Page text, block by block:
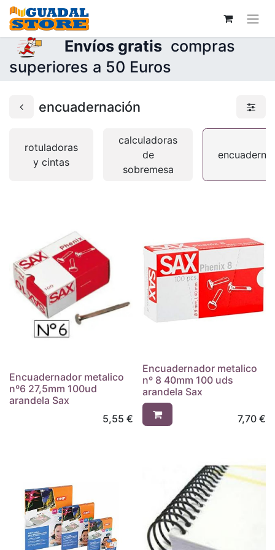
Envíos gratis compras
superiores a 50 Euros
encuadernación
rotuladoras
y cintas
calculadoras
de
sobremesa
Encuadernador metalico
nº6 27,5mm 100ud
arandela Sax
5,55 €
Encuadernador metalico
nº 8 40mm 100 uds
arandela Sax
7,70 €